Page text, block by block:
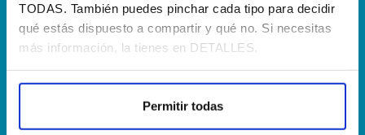
TODAS. También puedes pinchar cada tipo para decidir
qué estás dispuesto a compartir y qué no. Si necesitas
más información, la tienes en DETALLES.
Permitir todas
¿Hablamos?!
(+34) 910 40 46 33
¿Dónde estamos?